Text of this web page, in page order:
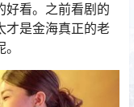
好看。之前看剧的
才是金海真正的老